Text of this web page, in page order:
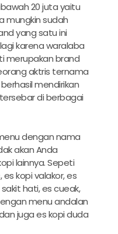
20 juta yaitu
mungkin sudah
yang satu ini
karena waralaba
merupakan brand
aktris ternama
mendirikan
di berbagai
dengan nama
akan Anda
lainnya. Sepeti
kopi valakor, es
hati, es cueak,
menu andalan
juga es kopi duda